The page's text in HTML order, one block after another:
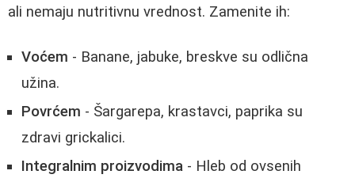
ali nemaju nutritivnu vrednost. Zamenite ih:
Voćem - Banane, jabuke, breskve su odlična
užina.
Povrćem - Šargarepa, krastavci, paprika su
zdravi grickalici.
Integralnim proizvodima - Hleb od ovsenih